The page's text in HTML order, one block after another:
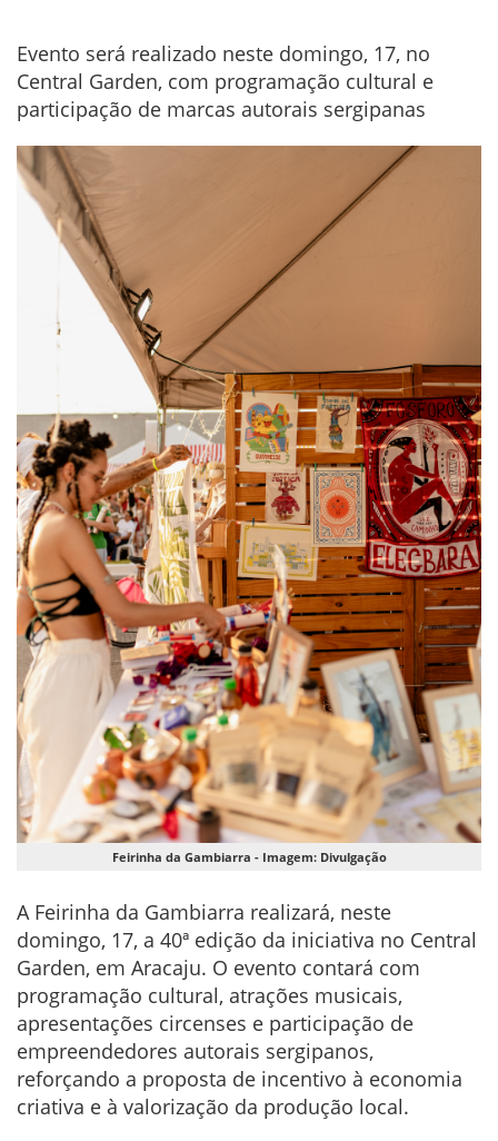
Evento será realizado neste domingo, 17, no
Central Garden, com programação cultural e
participação de marcas autorais sergipanas
Feirinha da Gambiarra - Imagem: Divulgação
A Feirinha da Gambiarra realizará, neste
domingo, 17, a 40ª edição da iniciativa no Central
Garden, em Aracaju. O evento contará com
programação cultural, atrações musicais,
apresentações circenses e participação de
empreendedores autorais sergipanos,
reforçando a proposta de incentivo à economia
criativa e à valorização da produção local.